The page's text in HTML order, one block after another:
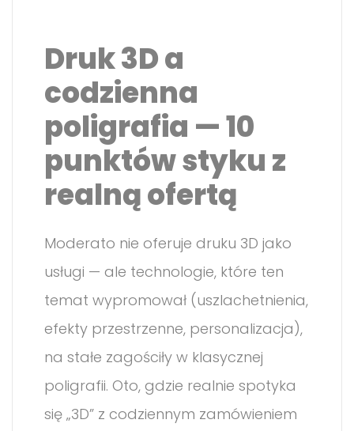
Druk 3D a
codzienna
poligrafia — 10
punktów styku z
realną ofertą
Moderato nie oferuje druku 3D jako
usługi — ale technologie, które ten
temat wypromował (uszlachetnienia,
efekty przestrzenne, personalizacja),
na stałe zagościły w klasycznej
poligrafii. Oto, gdzie realnie spotyka
się „3D” z codziennym zamówieniem